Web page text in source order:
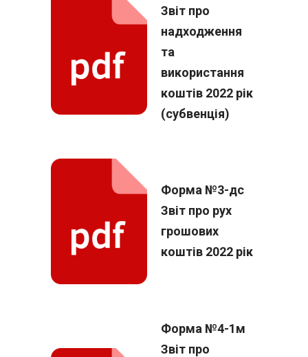
Звіт про
надходження
та
використання
коштів 2022 рік
(субвенція)
Форма №3-дс
Звіт про рух
грошових
коштів 2022 рік
Форма №4-1м
Звіт про